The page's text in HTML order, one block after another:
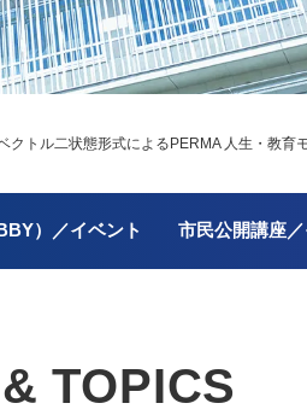
トル二状態形式によるPERMA 人生・教育
）／イベント 市民公開講座
TOPICS